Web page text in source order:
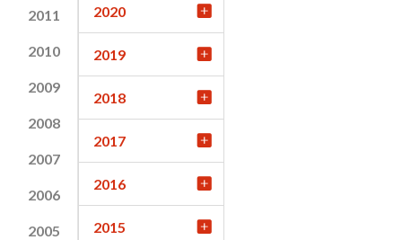
2011
2010
2009
2008
2007
2006
2005
2020
2019
2018
2017
2016
2015